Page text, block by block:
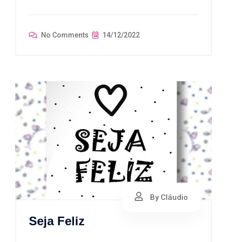
No Comments 14/12/2022
By Cláudio
Seja Feliz